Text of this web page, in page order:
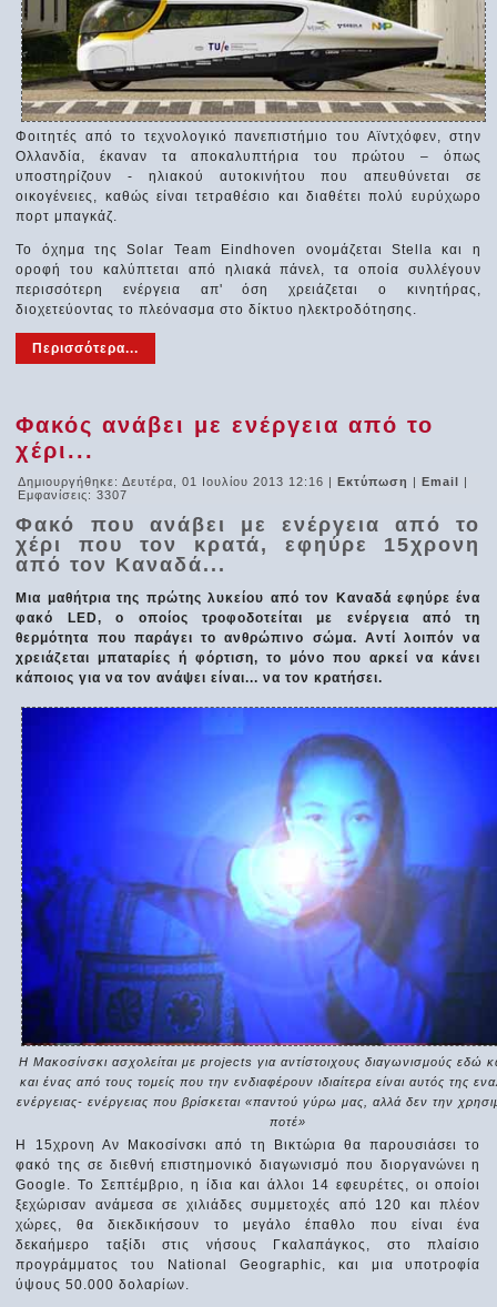
Φοιτητές από το τεχνολογικό πανεπιστήμιο του Αϊντχόφεν, στην
Ολλανδία, έκαναν τα αποκαλυπτήρια του πρώτου – όπως
υποστηρίζουν - ηλιακού αυτοκινήτου που απευθύνεται σε
οικογένειες, καθώς είναι τετραθέσιο και διαθέτει πολύ ευρύχωρο
πορτ μπαγκάζ.
Το όχημα της Solar Team Eindhoven ονομάζεται Stella και η
οροφή του καλύπτεται από ηλιακά πάνελ, τα οποία συλλέγουν
περισσότερη ενέργεια απ' όση χρειάζεται ο κινητήρας,
διοχετεύοντας το πλεόνασμα στο δίκτυο ηλεκτροδότησης.
Περισσότερα...
Φακός ανάβει με ενέργεια από το
χέρι...
Δημιουργήθηκε: Δευτέρα, 01 Ιουλίου 2013 12:16 |Εκτύπωση |Email |
Εμφανίσεις: 3307
Φακό που ανάβει με ενέργεια από το
χέρι που τον κρατά, εφηύρε 15χρονη
από τον Καναδά...
Μια μαθήτρια της πρώτης λυκείου από τον Καναδά εφηύρε ένα
φακό LED, ο οποίος τροφοδοτείται με ενέργεια από τη
θερμότητα που παράγει το ανθρώπινο σώμα. Αντί λοιπόν να
χρειάζεται μπαταρίες ή φόρτιση, το μόνο που αρκεί να κάνει
κάποιος για να τον ανάψει είναι... να τον κρατήσει.
H Μακοσίνσκι ασχολείται με projects για αντίστοιχους διαγωνισμούς εδώ
και ένας από τους τομείς που την ενδιαφέρουν ιδιαίτερα είναι αυτός της
ενέργειας- ενέργειας που βρίσκεται «παντού γύρω μας, αλλά δεν την
ποτέ»
Η 15χρονη Αν Μακοσίνσκι από τη Βικτώρια θα παρουσιάσει το
φακό της σε διεθνή επιστημονικό διαγωνισμό που διοργανώνει η
Google. Το Σεπτέμβριο, η ίδια και άλλοι 14 εφευρέτες, οι οποίοι
ξεχώρισαν ανάμεσα σε χιλιάδες συμμετοχές από 120 και πλέον
χώρες, θα διεκδικήσουν το μεγάλο έπαθλο που είναι ένα
δεκαήμερο ταξίδι στις νήσους Γκαλαπάγκος, στο πλαίσιο
προγράμματος του National Geographic, και μια υποτροφία
ύψους 50.000 δολαρίων.